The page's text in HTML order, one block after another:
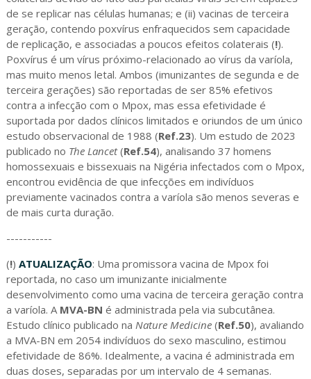
de se replicar nas células humanas; e (ii) vacinas de terceira
geração, contendo poxvírus enfraquecidos sem capacidade
de replicação, e associadas a poucos efeitos colaterais (!).
Poxvírus é um vírus próximo-relacionado ao vírus da varíola,
mas muito menos letal. Ambos (imunizantes de segunda e de
terceira gerações) são reportadas de ser 85% efetivos
contra a infecção com o Mpox, mas essa efetividade é
suportada por dados clínicos limitados e oriundos de um único
estudo observacional de 1988 (Ref.23). Um estudo de 2023
publicado no The Lancet(Ref.54), analisando 37 homens
homossexuais e bissexuais na Nigéria infectados com o Mpox,
encontrou evidência de que infecções em indivíduos
previamente vacinados contra a varíola são menos severas e
de mais curta duração.
-----------
(!) ATUALIZAÇÃO: Uma promissora vacina de Mpox foi
reportada, no caso um imunizante inicialmente
desenvolvimento como uma vacina de terceira geração contra
a varíola. A MVA-BN é administrada pela via subcutânea.
Estudo clínico publicado na Nature Medicine(Ref.50), avaliando
a MVA-BN em 2054 indivíduos do sexo masculino, estimou
efetividade de 86%. Idealmente, a vacina é administrada em
duas doses, separadas por um intervalo de 4 semanas.